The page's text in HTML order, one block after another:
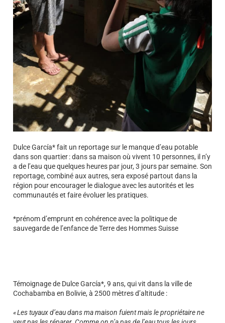
Dulce García* fait un reportage sur le manque d’eau potable
dans son quartier : dans sa maison où vivent 10 personnes, il n’y
a de l’eau que quelques heures par jour, 3 jours par semaine. Son
reportage, combiné aux autres, sera exposé partout dans la
région pour encourager le dialogue avec les autorités et les
communautés et faire évoluer les pratiques.
*prénom d’emprunt en cohérence avec la politique de
sauvegarde de l’enfance de Terre des Hommes Suisse
Témoignage de Dulce García*, 9 ans, qui vit dans la ville de
Cochabamba en Bolivie, à 2500 mètres d’altitude :
« Les tuyaux d’eau dans ma maison fuient mais le propriétaire ne